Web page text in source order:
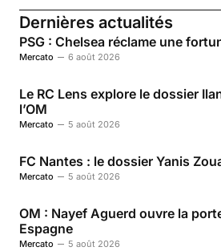
Dernières actualités
PSG : Chelsea réclame une
Mercato 6 août 2026
Le RC Lens explore le dossier
l’OM
Mercato 5 août 2026
FC Nantes : le dossier Yanis
Mercato 5 août 2026
OM : Nayef Aguerd ouvre la
Espagne
Mercato 5 août 2026